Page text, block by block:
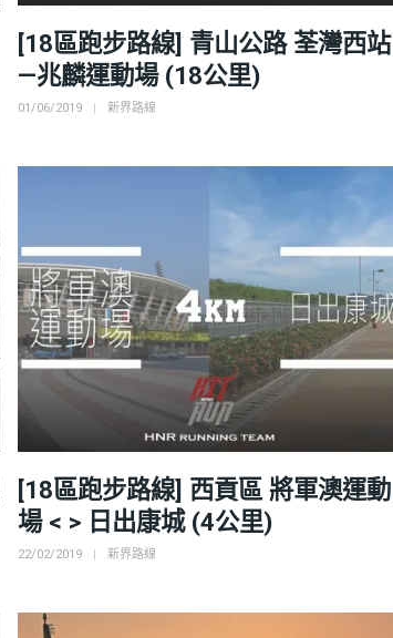
[18區跑步路線] 青山公路 荃灣西站
—兆麟運動場 (18公里)
Posted
01/06/2019 Categories
新界路線
[18區跑步路線] 西貢區 將軍澳運動
場 < > 日出康城 (4公里)
Posted
22/02/2019 Categories
新界路線